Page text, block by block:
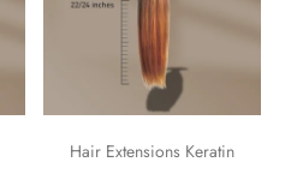
Hair Extensions Keratin